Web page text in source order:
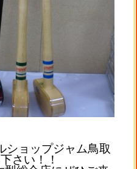
ショップジャム鳥取
さい！！